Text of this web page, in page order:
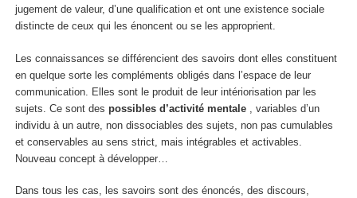
jugement de valeur, d’une qualification et ont une existence sociale
distincte de ceux qui les énoncent ou se les approprient.
Les connaissances se différencient des savoirs dont elles constituent
en quelque sorte les compléments obligés dans l’espace de leur
communication . Elles sont le produit de leur intériorisation par les
sujets. Ce sont des possibles d’activité mentale
, variables d’un
individu à un autre, non dissociables des sujets, non pas cumulables
et conservables au sens strict, mais intégrables et activables
Nouveau concept à développer…
Dans tous les cas, les savoirs sont des énoncés, des discours,